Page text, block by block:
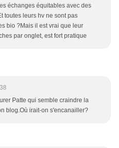
échanges équitables avec des
toutes leurs hv ne sont pas
bio ?Mais il est vrai que leur
par onglet, est fort pratique
Patte qui semble craindre la
blog.Où irait-on s'encanailler?